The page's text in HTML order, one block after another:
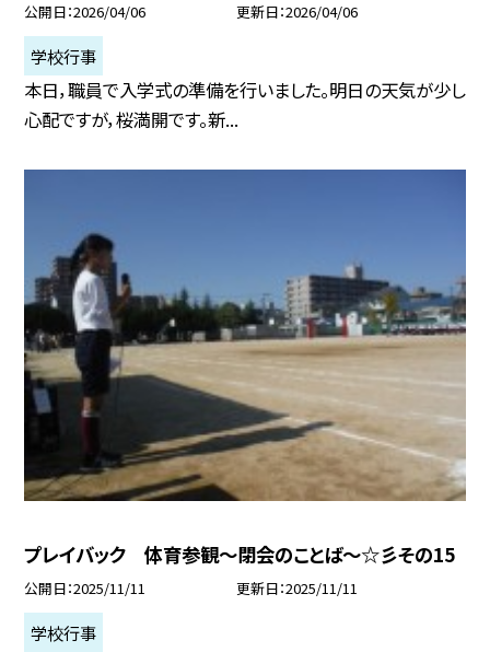
公開日 2026/04/06 更新日 2026/04/06
学校行事
本日，職員で入学式の準備を行いました。明日の天気が少し
心配ですが，桜満開です。新...
プレイバック 体育参観～閉会のことば～☆彡その15
公開日 2025/11/11 更新日 2025/11/11
学校行事